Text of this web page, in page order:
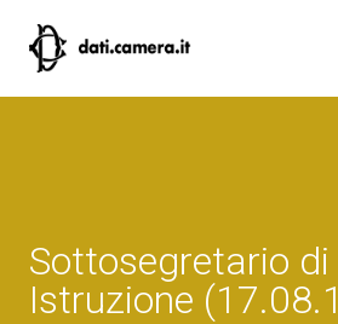
Sottosegretario
Istruzione